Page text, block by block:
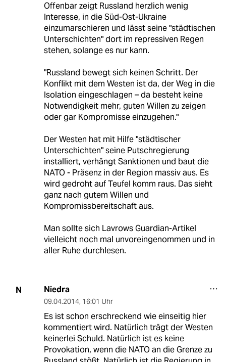
Offenbar zeigt Russland herzlich wenig
Interesse, in die Süd-Ost-Ukraine
einzumarschieren und lässt seine "städtischen
Unterschichten" dort im repressiven Regen
stehen, solange es nur kann.
"Russland bewegt sich keinen Schritt. Der
Konflikt mit dem Westen ist da, der Weg in die
Isolation eingeschlagen – da besteht keine
Notwendigkeit mehr, guten Willen zu zeigen
oder gar Kompromisse einzugehen."
Der Westen hat mit Hilfe "städtischer
Unterschichten" seine Putschregierung
installiert, verhängt Sanktionen und baut die
NATO - Präsenz in der Region massiv aus. Es
wird gedroht auf Teufel komm raus. Das sieht
ganz nach gutem Willen und
Kompromissbereitschaft aus.
Man sollte sich Lavrows Guardian-Artikel
vielleicht noch mal unvoreingenommen und in
aller Ruhe durchlesen.
N Niedra
09.04.2014, 16:01 Uhr
Es ist schon erschreckend wie einseitig hier
kommentiert wird. Natürlich trägt der Westen
keinerlei Schuld. Natürlich ist es keine
Provokation, wenn die NATO an die Grenze zu